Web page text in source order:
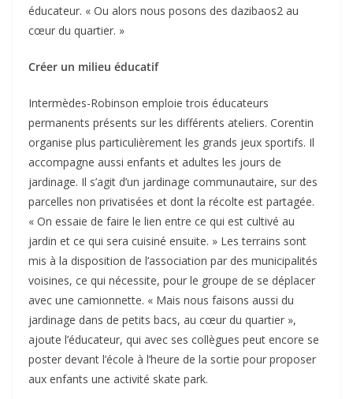
éducateur. « Ou alors nous posons des dazibaos2 au
cœur du quartier. »
Créer un milieu éducatif
Intermèdes-Robinson emploie trois éducateurs
permanents présents sur les différents ateliers. Corentin
organise plus particulièrement les grands jeux sportifs. Il
accompagne aussi enfants et adultes les jours de
jardinage. Il s’agit d’un jardinage communautaire, sur des
parcelles non privatisées et dont la récolte est partagée.
« On essaie de faire le lien entre ce qui est cultivé au
jardin et ce qui sera cuisiné ensuite. » Les terrains sont
mis à la disposition de l’association par des municipalités
voisines, ce qui nécessite, pour le groupe de se déplacer
avec une camionnette. « Mais nous faisons aussi du
jardinage dans de petits bacs, au cœur du quartier »,
ajoute l’éducateur, qui avec ses collègues peut encore se
poster devant l’école à l’heure de la sortie pour proposer
aux enfants une activité skate park.